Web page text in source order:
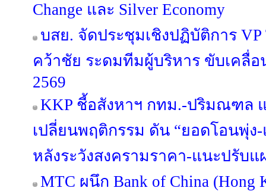
Change และ Silver Economy
บสย. จัดประชุมเชิงปฏิบัติการ VP
คว้าชัย ระดมทีมผู้บริหาร ขับเคลื่อ
2569
KKP ชี้อสังหาฯ กทม.-ปริมณฑล
เปลี่ยนพฤติกรรม ดัน “ยอดโอนพุ่ง
หลังระวังสงครามราคา-แนะปรับแ
MTC ผนึก Bank of China (Hong